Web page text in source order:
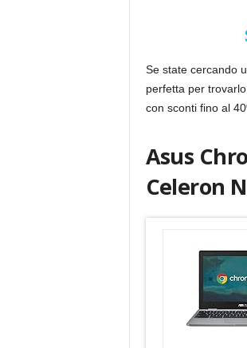
Se state cercando
perfetta per
con sconti fino al
Asus
Celeron